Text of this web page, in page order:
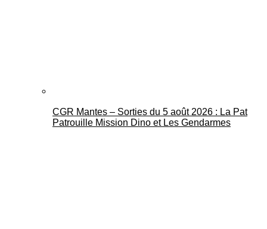
CGR Mantes – Sorties du 5 août 2026 : La Pat
Patrouille Mission Dino et Les Gendarmes